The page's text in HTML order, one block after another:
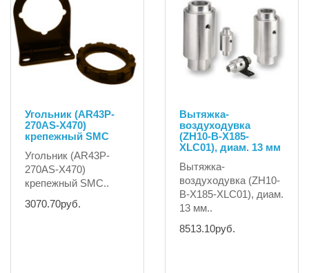
Угольник (AR43P-
270AS-X470)
крепежный SMC
Угольник (AR43P-
270AS-X470)
крепежный SMC..
3070.70руб.
Вытяжка-
воздуходувка
(ZH10-B-X185-
XLC01), диам. 13 мм
Вытяжка-
воздуходувка (ZH10-
B-X185-XLC01), диам.
13 мм..
8513.10руб.